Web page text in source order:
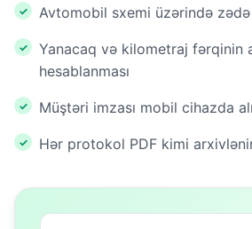
Avtomobil sxemi üzərində
Yanacaq və kilometraj fərqinin
hesablanması
Müştəri imzası mobil cihazda
Hər protokol PDF kimi